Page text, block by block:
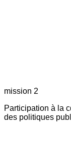
mission 2
Participation à la
des politiques